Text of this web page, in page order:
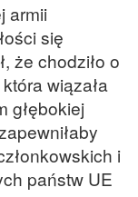
armii
się
że chodziło o
wiązała
głębokiej
i
państw UE